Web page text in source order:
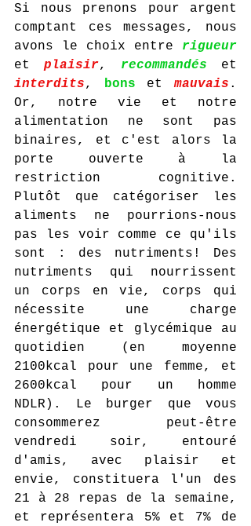
Si nous prenons pour argent
comptant ces messages, nous
avons le choix entre
et
plaisir, recommandés
interdits, bons et mauvais .
Or, notre vie et notre
alimentation ne sont pas
binaires, et c'est alors la
porte ouverte à la
restriction cognitive.
Plutôt que catégoriser les
aliments ne pourrions-nous
pas les voir comme ce qu'ils
sont : des nutriments! Des
nutriments qui nourrissent
un corps en vie, corps qui
nécessite une charge
énergétique et glycémique au
quotidien (en moyenne
2100kcal pour une femme, et
2600kcal pour un homme
NDLR). Le burger que vous
consommerez peut-être
vendredi soir, entouré
d'amis, avec plaisir et
envie, constituera l'un des
21 à 28 repas de la semaine,
et représentera 5% et 7% de